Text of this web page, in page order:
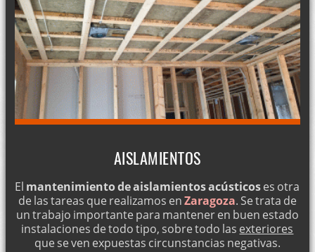
AISLAMIENTOS
El mantenimiento de aislamientos acústicoses otra
de las tareas que realizamos enZaragoza. Se trata de
un trabajo importante para mantener en buen estado
instalaciones de todo tipo, sobre todo las exteriores
que se ven expuestas circunstancias negativas.